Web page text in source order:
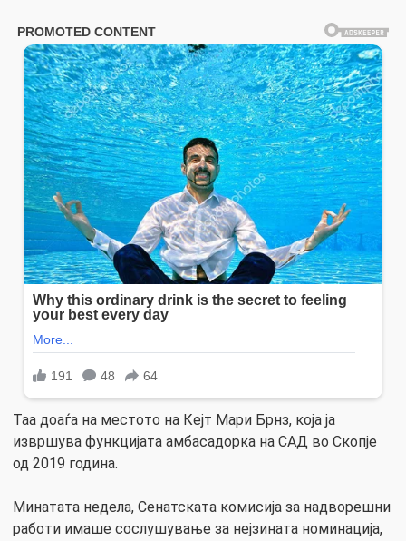
Таа доаѓа на местото на Кејт Мари Брнз, која ја
извршува функцијата амбасадорка на САД во Скопје
од 2019 година.
Минатата недела, Сенатската комисија за надворешни
работи имаше сослушување за нејзината номинација,